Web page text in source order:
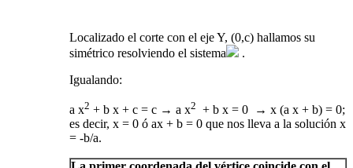
Localizado el corte con el eje Y, (0,c) hallamos su
simétrico resolviendo el sistema
.
Igualando:
a x2 + b x + c = c → a x2 + b x = 0 → x (a x + b) = 0;
es decir, x = 0 ó ax + b = 0 que nos lleva a la solución x
= -b/a.